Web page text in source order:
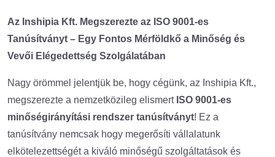
Az Inshipia Kft. Megszerezte az ISO 9001-es
Tanúsítványt – Egy Fontos Mérföldkő a Minőség és
Vevői Elégedettség Szolgálatában
Nagy örömmel jelentjük be, hogy cégünk, az Inshipia Kft.,
megszerezte a nemzetközileg elismert ISO 9001-es
minőségirányítási rendszer tanúsítványt! Ez a
tanúsítvány nemcsak hogy megerősíti vállalatunk
elkötelezettségét a kiváló minőségű szolgáltatások és